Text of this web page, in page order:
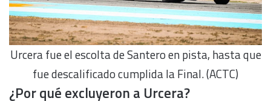
Urcera fue el escolta de Santero en pista, hasta que
fue descalificado cumplida la Final. (ACTC)
¿Por qué excluyeron a Urcera?